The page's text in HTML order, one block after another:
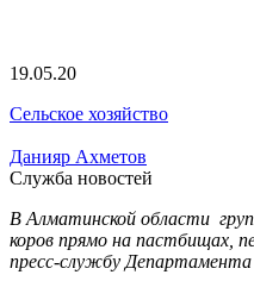
19.05.20
Сельское хозяйство
Данияр Ахметов
Служба новостей
В Алматинской области
коров прямо на пастбищах,
пресс-службу Департамента